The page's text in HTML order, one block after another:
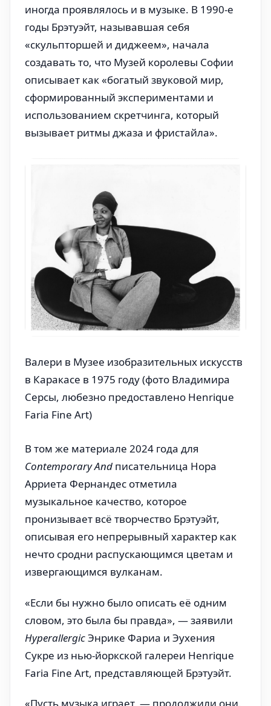
иногда проявлялось и в музыке. В 1990-е
годы Брэтуэйт, называвшая себя
«скульпторшей и диджеем», начала
создавать то, что Музей королевы Софии
описывает как «богатый звуковой мир,
сформированный экспериментами и
использованием скретчинга, который
вызывает ритмы джаза и фристайла».
Валери в Музее изобразительных искусств
в Каракасе в 1975 году (фото Владимира
Серсы, любезно предоставлено Henrique
Faria Fine Art)
В том же материале 2024 года для
Contemporary And писательница Нора
Арриета Фернандес отметила
музыкальное качество, которое
пронизывает всё творчество Брэтуэйт,
описывая его непрерывный характер как
нечто сродни распускающимся цветам и
извергающимся вулканам.
«Если бы нужно было описать её одним
словом, это была бы правда», — заявили
HyperallergicЭнрике Фариа и Эухения
Сукре из нью-йоркской галереи Henrique
Faria Fine Art, представляющей Брэтуэйт.
«Пусть музыка играет, — продолжили они.